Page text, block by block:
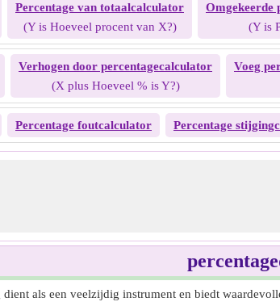
Percentage van totaalcalculator
(Y is Hoeveel procent van X?)
Omgekeerde
(Y is
Verhogen door percentagecalculator
(X plus Hoeveel % is Y?)
Voeg
Percentage foutcalculator Percentage
dient als een veelzijdig instrument en biedt